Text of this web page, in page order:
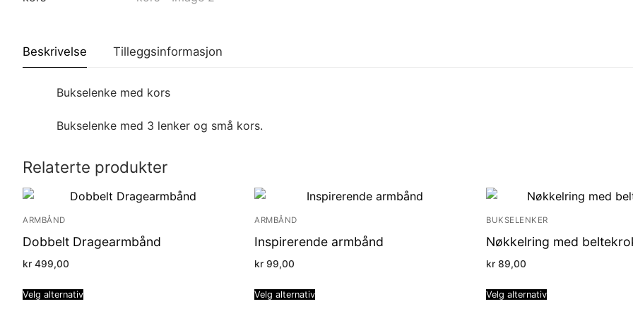
Beskrivelse Tilleggsinformasjon
Bukselenke med kors
Bukselenke med 3 lenker og små kors.
Relaterte produkter
ARMBÅND
Dobbelt Dragearmbånd
kr 499,00
Velg alternativ
ARMBÅND
Inspirerende armbånd
kr 99,00
Velg alternativ
BUKSELENKER
Nøkkelring med
kr 89,00
Velg alternativ